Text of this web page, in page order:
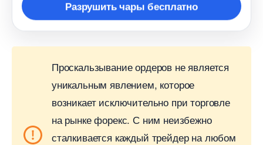
Разрушить чары бесплатно
Проскальзывание ордеров не является
уникальным явлением, которое
озникает исключительно при торговле
на рынке форекс. С ним неизбежно
сталкивается каждый трейдер на любом